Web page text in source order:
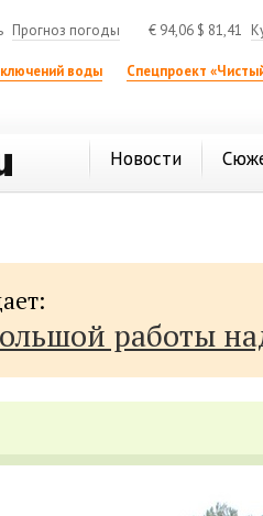
Прогноз погоды € 94,06 $ 81,41
воды
Спецпроект
Новости
работы